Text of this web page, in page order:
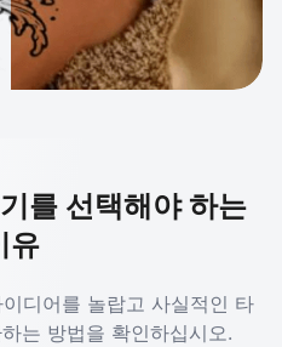
를 선택해야 하는
유
디어를 놀랍고 사실적인 타
는 방법을 확인하십시오.